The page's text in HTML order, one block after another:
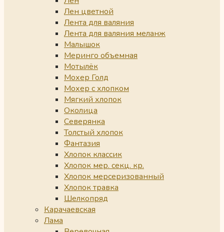
Лен цветной
Лента для валяния
Лента для валяния меланж
Малышок
Меринго объемная
Мотылёк
Мохер Голд
Мохер с хлопком
Мягкий хлопок
Околица
Северянка
Толстый хлопок
Фантазия
Хлопок классик
Хлопок мер. секц. кр.
Хлопок мерсеризованный
Хлопок травка
Шелкопряд
Карачаевская
Лама